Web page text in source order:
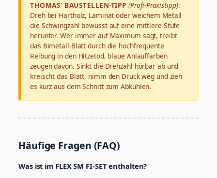
THOMAS’ BAUSTELLEN-TIPP (Profi-Praxistipp):
Dreh bei Hartholz, Laminat oder weichem Metall
die Schwingzahl bewusst auf eine mittlere Stufe
herunter. Wer immer auf Maximum sägt, treibt
das Bimetall-Blatt durch die hochfrequente
Reibung in den Hitzetod, blaue Anlauffarben
zeugen davon. Sinkt die Drehzahl hörbar ab und
kreischt das Blatt, nimm den Druck weg und zieh
es kurz aus dem Schnitt zum Abkühlen.
Häufige Fragen (FAQ)
Was ist im FLEX SM FI-SET enthalten?